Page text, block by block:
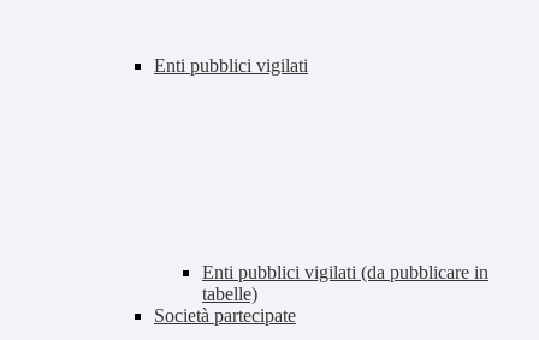
Enti pubblici vigilati
Enti pubblici vigilati (da pubblicare in
tabelle)
Società partecipate